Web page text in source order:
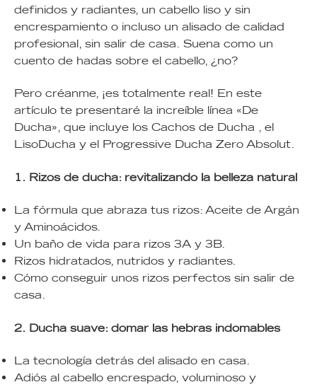
definidos y radiantes, un cabello liso y sin
encrespamiento o incluso un alisado de calidad
profesional, sin salir de casa. Suena como un
cuento de hadas sobre el cabello, ¿no?
Pero créanme, ¡es totalmente real! En este
artículo te presentaré la increíble línea «De
Ducha», que incluye los Cachos de Ducha , el
LisoDucha y el Progressive Ducha Zero Absolut.
1. Rizos de ducha: revitalizando la belleza natural
La fórmula que abraza tus rizos: Aceite de Argán
y Aminoácidos.
Un baño de vida para rizos 3A y 3B.
Rizos hidratados, nutridos y radiantes.
Cómo conseguir unos rizos perfectos sin salir de
casa.
2. Ducha suave: domar las hebras indomables
La tecnología detrás del alisado en casa.
Adiós al cabello encrespado, voluminoso y